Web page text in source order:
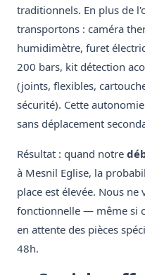
traditionnels. En plus de
transportons : caméra
humidimètre, furet
200 bars, kit détection
(joints, flexibles,
sécurité). Cette
sans déplacement
Résultat : quand notre
à Mesnil Eglise, la
place est élevée. Nous
fonctionnelle — même si
en attente des pièces
48h.